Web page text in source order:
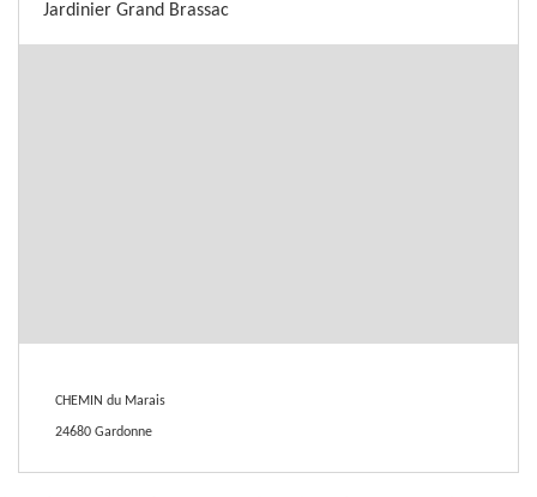
Jardinier Grand Brassac
CHEMIN du Marais
24680 Gardonne